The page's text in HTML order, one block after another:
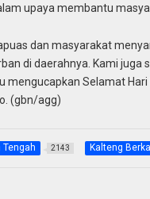
upaya membantu
dan masyarakat
di daerahnya. Kami juga
mengucapkan Selamat
(gbn/agg)
2143 Kalteng